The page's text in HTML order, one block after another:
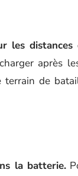
les
après
terrain de
la batterie.